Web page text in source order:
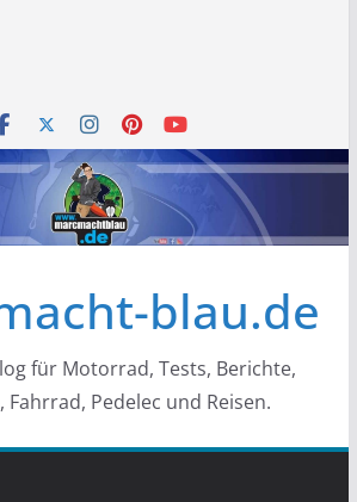
blau.de
für Motorrad, Tests, Berichte,
Fahrrad, Pedelec und Reisen.